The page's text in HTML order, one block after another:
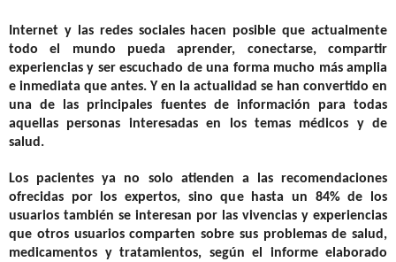
Internet y las redes sociales hacen posible que actualmente
todo el mundo pueda aprender, conectarse, compartir
experiencias y ser escuchado de una forma mucho más amplia
e inmediata que antes. Y en la actualidad se han convertido en
una de las principales fuentes de información para todas
aquellas personas interesadas en los temas médicos y de
salud.
Los pacientes ya no solo atienden a las recomendaciones
ofrecidas por los expertos, sino que hasta un 84% de los
usuarios también se interesan por las vivencias y experiencias
que otros usuarios comparten sobre sus problemas de salud,
medicamentos y tratamientos, según el informe elaborado